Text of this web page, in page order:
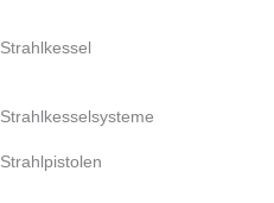
Strahlkessel
Strahlkesselsysteme
Strahlpistolen